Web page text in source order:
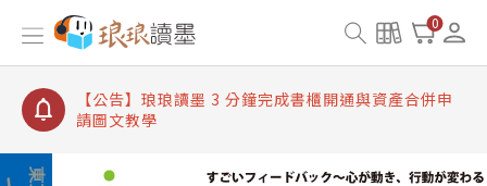
0
【公告】琅琅讀墨書櫃開通常見問題
【公告】琅琅讀墨 3 分鐘完成書櫃開通與資產合併申
【公告】琅琅書店服務升級重要說明及資產合併結果
查詢